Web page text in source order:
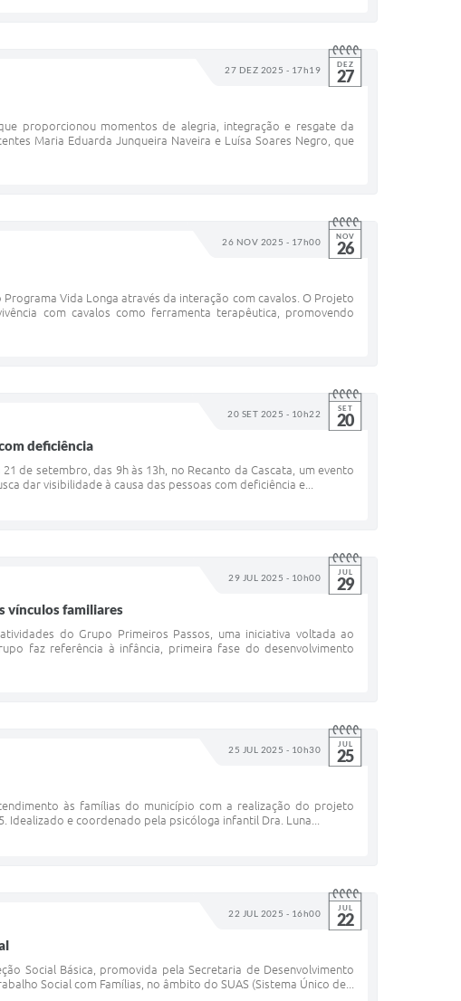
27 DEZ 2025 - 17h19 DEZ
27
proporcionou momentos de alegria, integração e resgate da
Maria Eduarda Junqueira Naveira e Luísa Soares Negro, que
26 NOV 2025 - 17h00 NOV
26
Vida Longa através da interação com cavalos. O Projeto
com cavalos como ferramenta terapêutica, promovendo
20 SET 2025 - 10h22 SET
20
deficiência
de setembro, das 9h às 13h, no Recanto da Cascata, um evento
dar visibilidade à causa das pessoas com deficiência e...
29 JUL 2025 - 10h00 JUL
29
vínculos familiares
do Grupo Primeiros Passos, uma iniciativa voltada ao
faz referência à infância, primeira fase do desenvolvimento
25 JUL 2025 - 10h30 JUL
25
às famílias do município com a realização do projeto
Idealizado e coordenado pela psicóloga infantil Dra. Luna...
22 JUL 2025 - 16h00 JUL
22
Social Básica, promovida pela Secretaria de Desenvolvimento
Social com Famílias, no âmbito do SUAS (Sistema Único de...